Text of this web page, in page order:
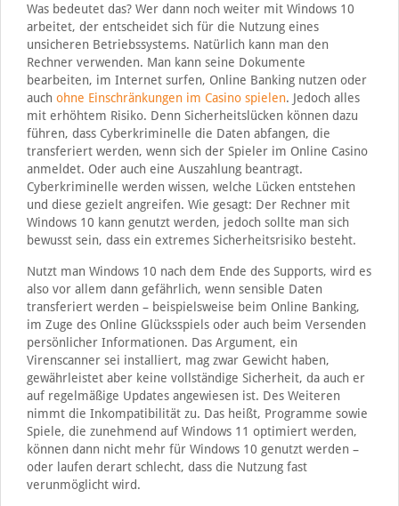
Was bedeutet das? Wer dann noch weiter mit Windows 10
arbeitet, der entscheidet sich für die Nutzung eines
unsicheren Betriebssystems. Natürlich kann man den
Rechner verwenden. Man kann seine Dokumente
bearbeiten, im Internet surfen, Online Banking nutzen oder
auch ohne Einschränkungen im Casino spielen. Jedoch alles
mit erhöhtem Risiko. Denn Sicherheitslücken können dazu
führen, dass Cyberkriminelle die Daten abfangen, die
transferiert werden, wenn sich der Spieler im Online Casino
anmeldet. Oder auch eine Auszahlung beantragt.
Cyberkriminelle werden wissen, welche Lücken entstehen
und diese gezielt angreifen. Wie gesagt: Der Rechner mit
Windows 10 kann genutzt werden, jedoch sollte man sich
bewusst sein, dass ein extremes Sicherheitsrisiko besteht.
Nutzt man Windows 10 nach dem Ende des Supports, wird es
also vor allem dann gefährlich, wenn sensible Daten
transferiert werden – beispielsweise beim Online Banking,
im Zuge des Online Glücksspiels oder auch beim Versenden
persönlicher Informationen. Das Argument, ein
Virenscanner sei installiert, mag zwar Gewicht haben,
gewährleistet aber keine vollständige Sicherheit, da auch er
auf regelmäßige Updates angewiesen ist. Des Weiteren
nimmt die Inkompatibilität zu. Das heißt, Programme sowie
Spiele, die zunehmend auf Windows 11 optimiert werden,
können dann nicht mehr für Windows 10 genutzt werden –
oder laufen derart schlecht, dass die Nutzung fast
verunmöglicht wird.